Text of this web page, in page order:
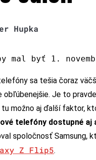
Hupka
mal byť 1.
sa tešia čoraz
Je to
tu možno aj ďalší faktor,
telefóny dostupné aj
spoločnosť Samsung,
Z Flip5.